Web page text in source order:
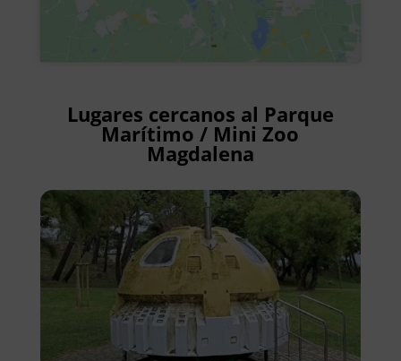
Lugares cercanos al Parque
Marítimo / Mini Zoo
Magdalena